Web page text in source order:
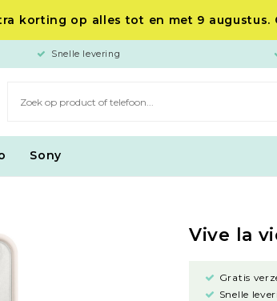
korting op alles tot en met 9 augustus.
Snelle levering
Sony
Vive la
Gratis
Snelle